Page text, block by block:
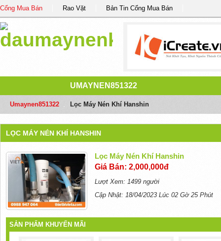
Cổng Mua Bán Rao Vặt Bản Tin Cổng Mua Bán
UMAYNEN851322
Umaynen851322 Lọc Máy Nén Khí Hanshin
LỌC MÁY NÉN KHÍ HANSHIN
Lọc Máy Nén Khí Hanshin
Giá Bán: 2,000,000đ
Lượt Xem: 1499 người
Cập Nhật: 18/04/2023 Lúc 02 Gờ 25 Phút
SẢN PHẨM KHUYẾN MÃI